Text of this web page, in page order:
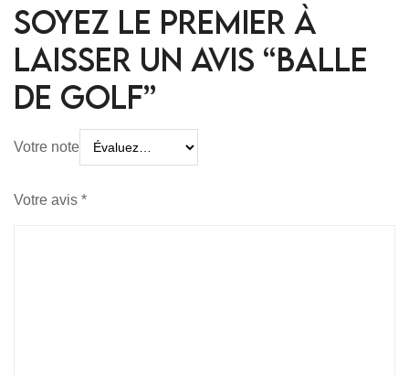
Soyez le premier à
laisser un avis “Balle
de Golf”
Votre note
Votre avis *